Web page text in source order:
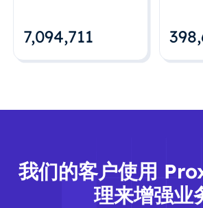
7,094,712
我们的客户使用
理来增强业